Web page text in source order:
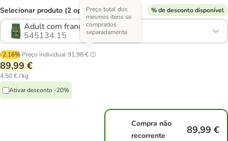
Selecionar produto (2 opções) % de desconto disponível
Adult com frango (2 x 10 kg)
545134.15
-2.16% Preço individual91,98 €
Preço total dos
mesmos itens se
comprados
separadamente
89,99 €
4,50 € / kg
Ativar desconto -20%
Compra não
recorrente
89,99 €